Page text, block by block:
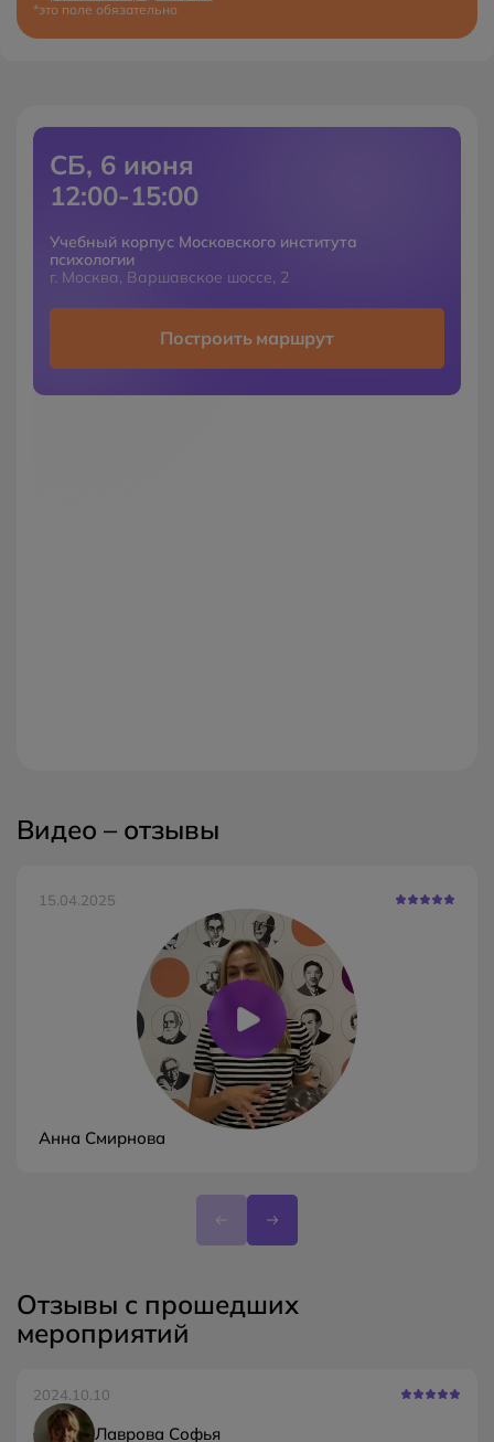
*это поле обязательно
СБ, 6 июня
12:00-15:00
Учебный корпус Московского института
психологии
г. Москва, Варшавское шоссе, 2
Построить маршрут
Видео – отзывы
15.04.2025
Анна Смирнова
Отзывы с прошедших
мероприятий
2024.10.10
Лаврова Софья